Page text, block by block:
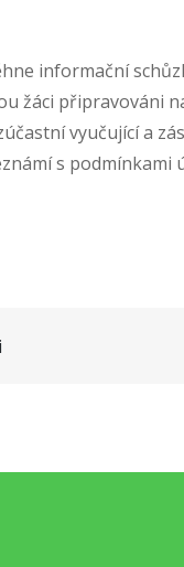
informační
žáci připravováni
vyučující a
s